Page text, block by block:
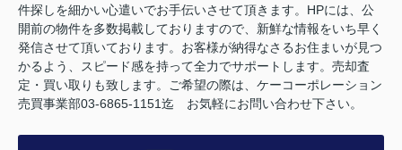
件探しを細かい心遣いでお手伝いさせて頂きます。HPには、公
開前の物件を多数掲載しておりますので、新鮮な情報をいち早く
発信させて頂いております。お客様が納得なさるお住まいが見つ
かるよう、スピード感を持って全力でサポートします。売却査
定・買い取りも致します。ご希望の際は、ケーコーポレーション
売買事業部03-6865-1151迄 お気軽にお問い合わせ下さい。